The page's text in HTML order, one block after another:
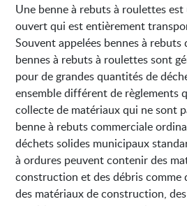
Une benne à rebuts à roulettes
ouvert qui est entièrement
Souvent appelées bennes à
bennes à rebuts à roulettes sont
pour de grandes quantités de
ensemble différent de règlements
collecte de matériaux qui ne sont
benne à rebuts commerciale
déchets solides municipaux
à ordures peuvent contenir des
construction et des débris comme
des matériaux de construction,